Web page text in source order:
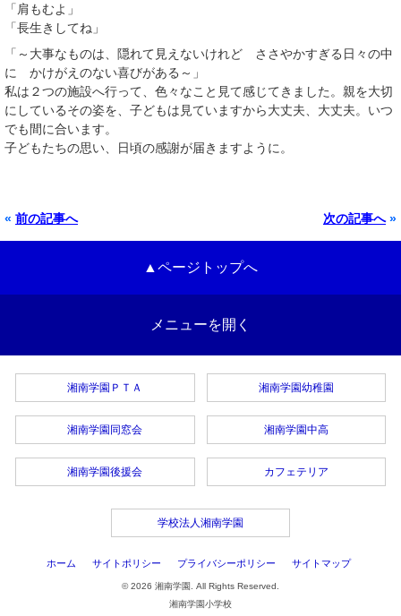
「肩もむよ」
「長生きしてね」
「～大事なものは、隠れて見えないけれど ささやかすぎる日々の中
に かけがえのない喜びがある～」
私は２つの施設へ行って、色々なこと見て感じてきました。親を大切
にしているその姿を、子どもは見ていますから大丈夫、大丈夫。いつ
でも間に合います。
子どもたちの思い、日頃の感謝が届きますように。
« 前の記事へ 次の記事へ»
▲ページトップへ
メニューを開く
湘南学園ＰＴＡ
湘南学園同窓会
湘南学園後援会
湘南学園幼稚園
湘南学園中高
カフェテリア
学校法人湘南学園
ホーム サイトポリシー プライバシーポリシー サイトマップ
© 2026 湘南学園. All Rights Reserved.
湘南学園小学校